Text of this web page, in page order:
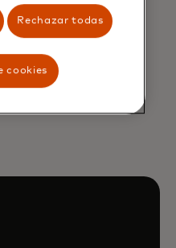
Aseguramiento de
George
Rechazar todas
cookies